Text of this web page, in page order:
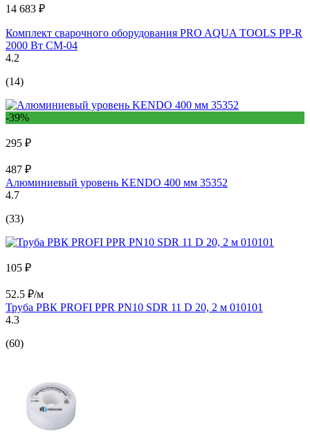
14 683 ₽
Комплект сварочного оборудования PRO AQUA TOOLS PP-R
2000 Вт CM-04
4.2
(14)
-39%
295 ₽
487 ₽
Алюминиевый уровень KENDO 400 мм 35352
4.7
(33)
105 ₽
52.5 ₽/м
Труба РВК PROFI PPR PN10 SDR 11 D 20, 2 м 010101
4.3
(60)